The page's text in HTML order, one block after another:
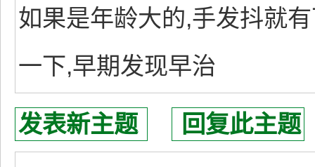
如果是年龄大的,手发抖就
一下,早期发现早治
发表新主题 回复此主题